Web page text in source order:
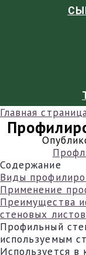
Главная
Содержание
Виды
Применение
Преимущества
стеновых листов
Профильный
используемым
Используется в